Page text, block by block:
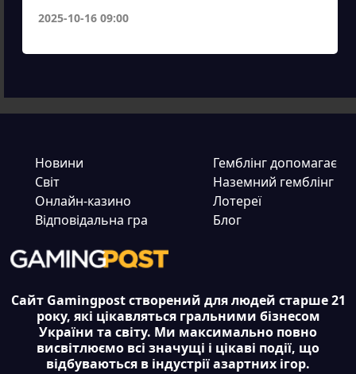
2025-10-16 09:00
Новини
Світ
Онлайн-казино
Відповідальна гра
Гемблінг допомагає
Наземний гемблінг
Лотереї
Блог
Сайт Gamingpost створений для людей старше 21
року, які цікавляться гральними бізнесом
України та світу. Ми максимально повно
висвітлюємо всі значущі і цікаві події, що
відбуваються в індустрії азартних ігор.